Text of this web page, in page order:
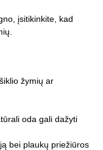
įsitikinkite, kad
žymių ar
oda gali dažyti
bei plaukų priežiūros